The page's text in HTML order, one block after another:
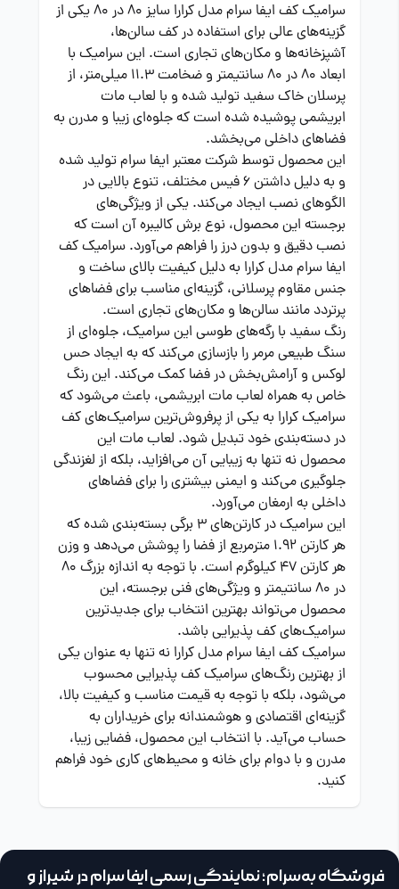
سرامیک کف ایفا سرام مدل کرارا سایز 80 در 80 یکی از
گزینه‌های عالی برای استفاده در کف سالن‌ها،
آشپزخانه‌ها و مکان‌های تجاری است. این سرامیک با
ابعاد 80 در 80 سانتیمتر و ضخامت 11.3 میلی‌متر، از
پرسلان خاک سفید تولید شده و با لعاب مات
ابریشمی پوشیده شده است که جلوه‌ای زیبا و مدرن به
فضاهای داخلی می‌بخشد.
این محصول توسط شرکت معتبر ایفا سرام تولید شده
و به دلیل داشتن ۶ فیس مختلف، تنوع بالایی در
الگوهای نصب ایجاد می‌کند. یکی از ویژگی‌های
برجسته این محصول، نوع برش کالیبره آن است که
نصب دقیق و بدون درز را فراهم می‌آورد. سرامیک کف
ایفا سرام مدل کرارا به دلیل کیفیت بالای ساخت و
جنس مقاوم پرسلانی، گزینه‌ای مناسب برای فضاهای
پرتردد مانند سالن‌ها و مکان‌های تجاری است.
رنگ سفید با رگه‌های طوسی این سرامیک، جلوه‌ای از
سنگ طبیعی مرمر را بازسازی می‌کند که به ایجاد حس
لوکس و آرامش‌بخش در فضا کمک می‌کند. این رنگ
خاص به همراه لعاب مات ابریشمی، باعث می‌شود که
سرامیک کرارا به یکی از پرفروش‌ترین سرامیک‌های کف
در دسته‌بندی خود تبدیل شود. لعاب مات این
محصول نه تنها به زیبایی آن می‌افزاید، بلکه از لغزندگی
جلوگیری می‌کند و ایمنی بیشتری را برای فضاهای
داخلی به ارمغان می‌آورد.
این سرامیک در کارتن‌های ۳ برگی بسته‌بندی شده که
هر کارتن ۱.۹۲ مترمربع از فضا را پوشش می‌دهد و وزن
هر کارتن ۴۷ کیلوگرم است. با توجه به اندازه بزرگ ۸۰
در ۸۰ سانتیمتر و ویژگی‌های فنی برجسته، این
محصول می‌تواند بهترین انتخاب برای جدیدترین
سرامیک‌های کف پذیرایی باشد.
سرامیک کف ایفا سرام مدل کرارا نه تنها به عنوان یکی
از بهترین رنگ‌های سرامیک کف پذیرایی محسوب
می‌شود، بلکه با توجه به قیمت مناسب و کیفیت بالا،
گزینه‌ای اقتصادی و هوشمندانه برای خریداران به
حساب می‌آید. با انتخاب این محصول، فضایی زیبا،
مدرن و با دوام برای خانه و محیط‌های کاری خود فراهم
کنید.
فروشگاه به‌سرام؛ نمایندگی رسمی ایفا سرام در شیراز و